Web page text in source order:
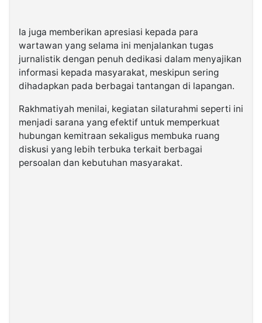
Ia juga memberikan apresiasi kepada para
wartawan yang selama ini menjalankan tugas
jurnalistik dengan penuh dedikasi dalam menyajikan
informasi kepada masyarakat, meskipun sering
dihadapkan pada berbagai tantangan di lapangan.
Rakhmatiyah menilai, kegiatan silaturahmi seperti ini
menjadi sarana yang efektif untuk memperkuat
hubungan kemitraan sekaligus membuka ruang
diskusi yang lebih terbuka terkait berbagai
persoalan dan kebutuhan masyarakat.